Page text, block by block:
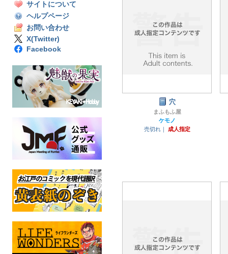
サイトについて
ヘルプページ
お問い合わせ
X(Twitter)
Facebook
穴
まふもふ屋
ケモノ
売切れ｜
成人指定